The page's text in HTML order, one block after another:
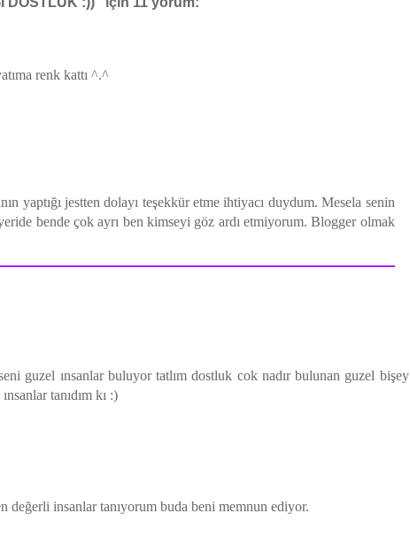
renk kattı ^.^
yaptığı jestten dolayı teşekkür etme ihtiyacı duydum. Mesela senin
bende çok ayrı ben kimseyi göz ardı etmiyorum. Blogger olmak
guzel ınsanlar buluyor tatlım dostluk cok nadır bulunan guzel bişey
tanıdım kı :)
değerli insanlar tanıyorum buda beni memnun ediyor.